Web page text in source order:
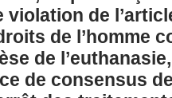
violation de
de l’homme
de
de consensus